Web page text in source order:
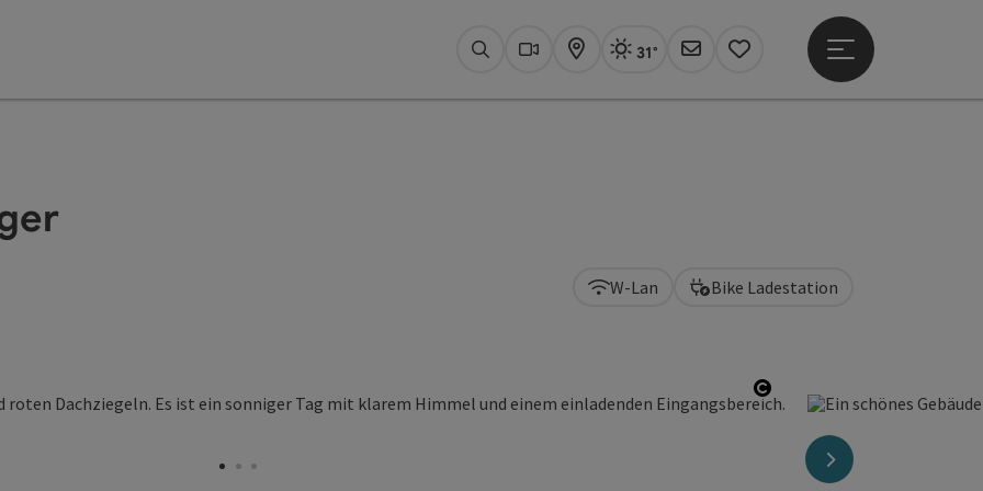
SuchenWebcams
KarteAktuelles Wetter Linz, sonnig
31°
Newsletter
Merkzettel
Hauptmenü öffnen
Copyright öffnen
nächstes Element
W-Lan Bike Ladestation